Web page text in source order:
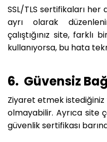
SSL/TLS sertifikaları her
ayrı olarak
çalıştığınız site,
kullanıyorsa, bu hata
6. Güvensiz
Ziyaret etmek
olmayabilir. Ayrıca site
güvenlik sertifikası